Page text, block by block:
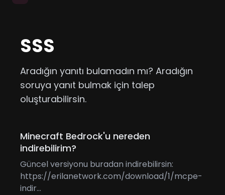
SSS
Aradığın yanıtı bulamadın mı? Aradığın
soruya yanıt bulmak için talep
oluşturabilirsin.
Minecraft Bedrock'u nereden
indirebilirim?
Güncel versiyonu buradan indirebilirsin:
https://erilanetwork.com/download/1/mcpe-
indir...